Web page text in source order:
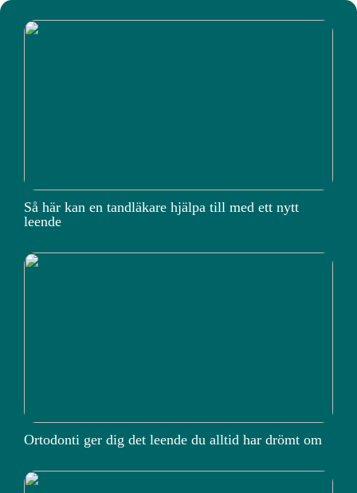
Så här kan en tandläkare hjälpa till med ett nytt
leende
Ortodonti ger dig det leende du alltid har drömt om